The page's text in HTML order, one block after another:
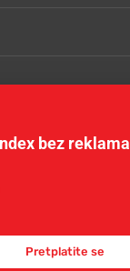
Indexu
bez reklama
Pretplatite se